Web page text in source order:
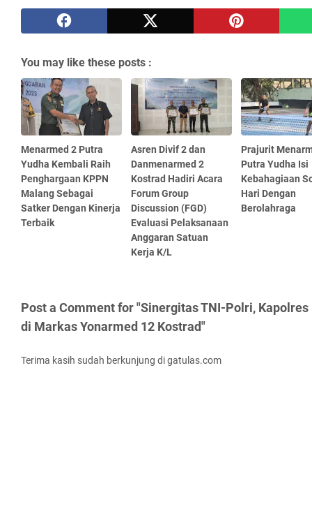
You may like these posts :
Menarmed 2 Putra
Yudha Kembali Raih
Penghargaan KPPN
Malang Sebagai
Satker Dengan Kinerja
Terbaik
Asren Divif 2 dan
Danmenarmed 2
Kostrad Hadiri Acara
Forum Group
Discussion (FGD)
Evaluasi Pelaksanaan
Anggaran Satuan
Kerja K/L
Prajurit
Putra Yudha Isi
Kebahagiaan
Hari Dengan
Berolahraga
Post a Comment for "Sinergitas TNI-Polri,
di Markas Yonarmed 12 Kostrad"
Terima kasih sudah berkunjung di gatulas.com